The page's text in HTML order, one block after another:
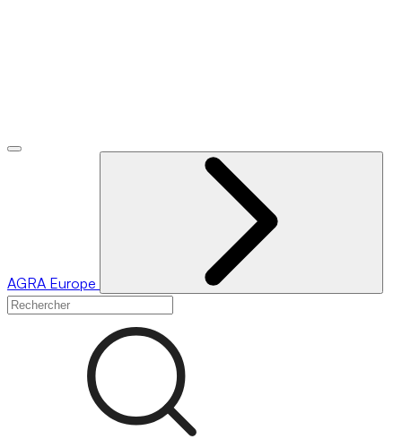
AGRA Europe